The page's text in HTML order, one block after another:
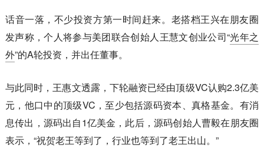
话音一落，不少投资方第一时间赶来。老搭档王兴在朋友圈
发声称，个人将参与美团联合创始人王慧文创业公司“光年之
外”的A轮投资，并出任董事。
与此同时，王惠文透露，下轮融资已经由顶级VC认购2.3亿美
元，他口中的顶级VC，至少包括源码资本、真格基金。有消
息传出，源码出自1亿美金，此后，源码创始人曹毅在朋友圈
表示，“祝贺老王等到了，行业也等到了老王出山。”